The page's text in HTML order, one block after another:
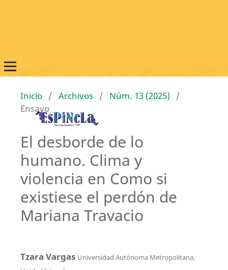
Inicio / Archivos / Núm. 13 (2025)
/
Ensayo
El desborde de lo
humano. Clima y
violencia en Como si
existiese el perdón de
Mariana Travacio
Tzara Vargas Universidad Autónoma Metropolitana,